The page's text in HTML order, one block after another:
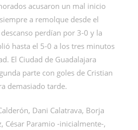
acusaron un mal inicio
a remolque desde el
perdían por 3-0 y la
hasta el 5-0 a los tres minutos
El Ciudad de Guadalajara
parte con goles de Cristian
demasiado tarde.
Dani Calatrava, Borja
César Paramio -inicialmente-,